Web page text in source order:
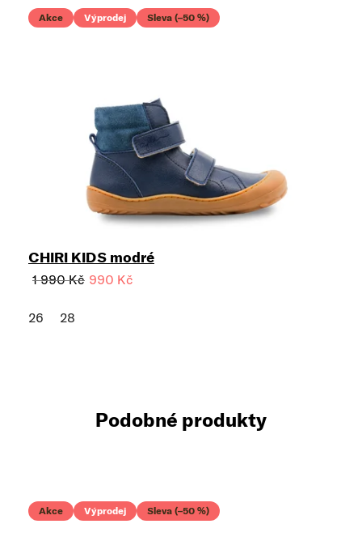
Akce Výprodej Sleva (–50 %)
CHIRI KIDS modré
1 990 Kč 990 Kč
26 28
Podobné produkty
Akce Výprodej Sleva (–50 %)